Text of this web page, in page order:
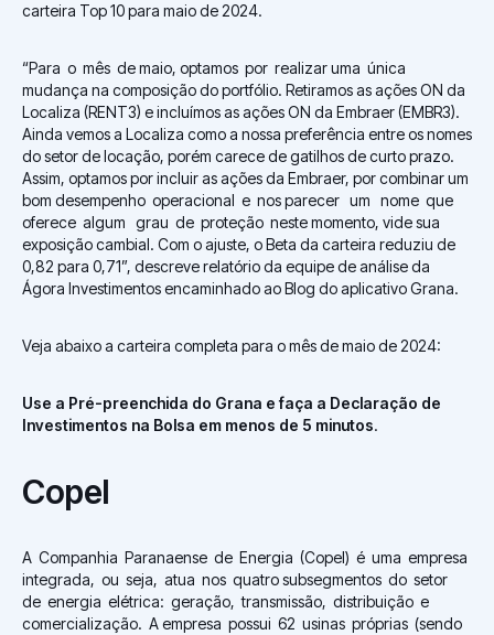
carteira Top 10 para maio de 2024.
“Para o mês de maio, optamos por realizar uma única
mudança na composição do portfólio. Retiramos as ações ON da
Localiza (RENT3) e incluímos as ações ON da Embraer (EMBR3).
Ainda vemos a Localiza como a nossa preferência entre os nomes
do setor de locação, porém carece de gatilhos de curto prazo.
Assim, optamos por incluir as ações da Embraer, por combinar um
bom desempenho operacional e nos parecer um nome que
oferece algum grau de proteção neste momento, vide sua
exposição cambial. Com o ajuste, o Beta da carteira reduziu de
0,82 para 0,71”, descreve relatório da equipe de análise da
Ágora Investimentos encaminhado ao Blog do aplicativo Grana.
Veja abaixo a carteira completa para o mês de maio de 2024:
Use a Pré-preenchida do Grana e faça a Declaração de
Investimentos na Bolsa em menos de 5 minutos.
Copel
A Companhia Paranaense de Energia (Copel) é uma empresa
integrada, ou seja, atua nos quatro subsegmentos do setor
de energia elétrica: geração, transmissão, distribuição e
comercialização. A empresa possui 62 usinas próprias (sendo